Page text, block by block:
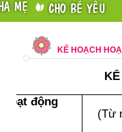
KẾ HOẠCH
Hoạt động
(Từ